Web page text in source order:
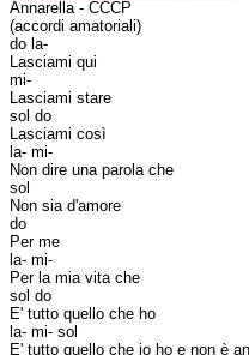
Annarella - CCCP
(accordi amatoriali)
do la-
Lasciami qui
mi-
Lasciami stare
sol do
Lasciami così
la- mi-
Non dire una parola che
sol
Non sia d'amore
do
Per me
la- mi-
Per la mia vita che
sol do
E' tutto quello che ho
la- mi- sol
E' tutto quello che io ho e non è